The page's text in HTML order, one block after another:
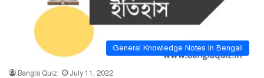
General Knowledge Notes in Bengali
Bangla Quiz July 11, 2022